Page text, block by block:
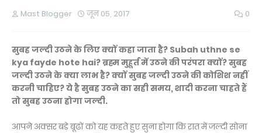
Mast Blogger जून 05, 2017 0
सुबह जल्दी उठने के लिए क्यों कहा जाता है? Subah uthne se
kya fayde hote hai? ब्रह्म मुहूर्त में उठने की परंपरा क्यों? सुबह
जल्दी उठने के क्या लाभ है? क्यों सुबह जल्दी उठने की कोशिश नहीं
करनी चाहिए? ये है सुबह उठने का सही समय, शादी करना चाहते हैं
तो सुबह उठना होगा जल्दी.
आपने अक्सर बड़े बूढों को यह कहते हुए सुना होगा कि रात में जल्दी सोना